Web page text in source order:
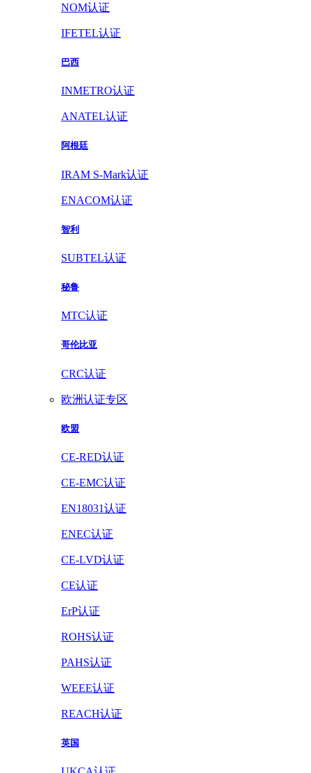
NOM认证
IFETEL认证
巴西
INMETRO认证
ANATEL认证
阿根廷
IRAM S-Mark认证
ENACOM认证
智利
SUBTEL认证
秘鲁
MTC认证
哥伦比亚
CRC认证
欧洲认证专区
欧盟
CE-RED认证
CE-EMC认证
EN18031认证
ENEC认证
CE-LVD认证
CE认证
ErP认证
ROHS认证
PAHS认证
WEEE认证
REACH认证
英国